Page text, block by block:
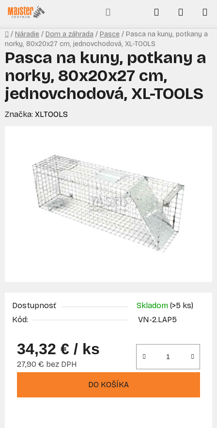
Prejsť
na
obsah
Hľadať
KOŠÍK
Domov
/ Náradie / Dom a záhrada / Pasce / Pasca na kuny, potkany a
norky, 80x20x27 cm, jednovchodová, XL-TOOLS
Dostupnosť Skladom (>5 ks)
Kód:
VN-2.LAP5
34,32 € / ks
27,90 € bez DPH
DO KOŠÍKA
Pasca na kuny, potkany a
norky, 80x20x27 cm,
jednovchodová, XL-TOOLS
Značka: XLTOOLS